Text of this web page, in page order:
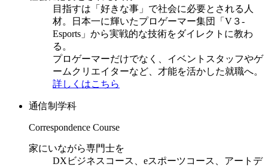
目指すは「好きな事」で社会に必要とされる人
材。日本一に輝いたプロゲーマー集団「V３-
Esports」から実戦的な技術をダイレクトに教わ
る。
プロゲーマーだけでなく、イベントスタッフやゲ
ームクリエイターなど、才能を活かした就職へ。
詳しくはこちら
通信制学科
Correspondence Course
家にいながら専門士を
DXビジネスコース、eスポーツコース、アートデ